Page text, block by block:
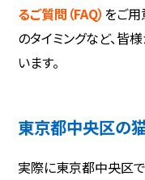
るご質問（FAQ） をご用
のタイミングなど、皆
います。
東京都中央区の
実際に東京都中央区